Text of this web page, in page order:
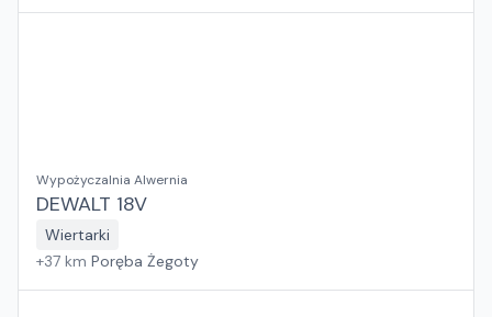
Wypożyczalnia Alwernia
DEWALT 18V
Wiertarki
+37 km Poręba Żegoty